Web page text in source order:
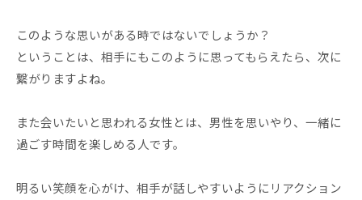
このような思いがある時ではないでしょうか？
ということは、相手にもこのように思ってもらえたら、次に
繋がりますよね。
また会いたいと思われる女性とは、男性を思いやり、一緒に
過ごす時間を楽しめる人です。
明るい笑顔を心がけ、相手が話しやすいようにリアクション